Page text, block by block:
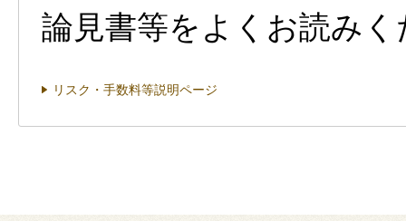
論見書等をよくお読みく
リスク・手数料等説明ページ